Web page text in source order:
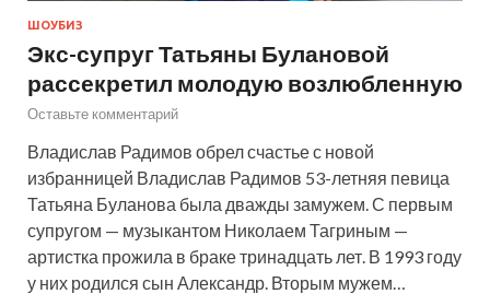
ШОУБИЗ
Экс-супруг Татьяны Булановой
рассекретил молодую возлюбленную
Оставьте комментарий
Владислав Радимов обрел счастье с новой
избранницей Владислав Радимов 53-летняя певица
Татьяна Буланова была дважды замужем. С первым
супругом — музыкантом Николаем Тагриным —
артистка прожила в браке тринадцать лет. В 1993 году
у них родился сын Александр. Вторым мужем…